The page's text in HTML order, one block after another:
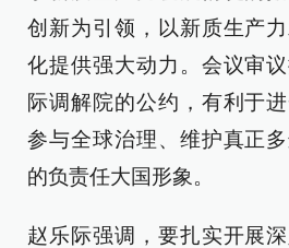
创新为引领，以新质生产
化提供强大动力。会议审
际调解院的公约，有利于
参与全球治理、维护真正
的负责任大国形象。
赵乐际强调，要扎实开展